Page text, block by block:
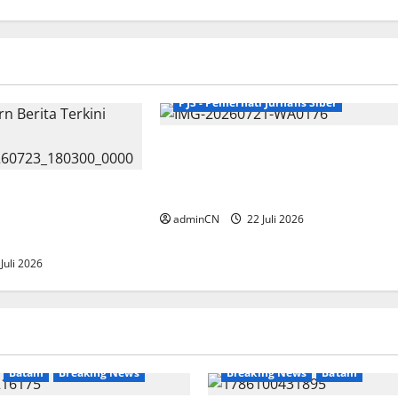
2026
PJS - Pemerhati Jurnalis Siber
adminCN 22 Juli 2026
Batam Breaking News Breaking News Batam